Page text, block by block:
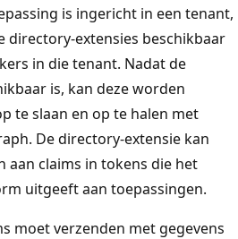
is ingericht in een tenant,
directory-extensies beschikbaar
in die tenant. Nadat de
is, kan deze worden
te slaan en op te halen met
De directory-extensie kan
aan claims in tokens die het
uitgeeft aan toepassingen.
moet verzenden met gegevens